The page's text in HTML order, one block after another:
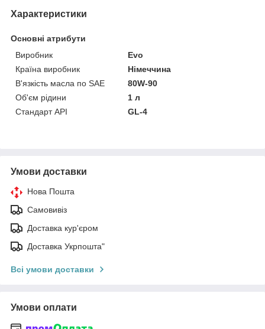
Характеристики
Основні атрибути
Виробник
Evo
Країна виробник
Німеччина
В'язкість масла по SAE
80W-90
Об'єм рідини
1 л
Стандарт API
GL-4
Умови доставки
Нова Пошта
Самовивіз
Доставка кур'єром
Доставка Укрпошта"
Всі умови доставки
Умови оплати